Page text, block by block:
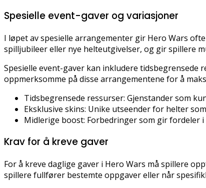
Spesielle event-gaver og variasjoner
I løpet av spesielle arrangementer gir Hero Wars
spilljubileer eller nye helteutgivelser, og gir spillere
Spesielle event-gaver kan inkludere
oppmerksomme på disse arrangementene for å
Tidsbegrensede ressurser: Gjenstander som
Eksklusive skins: Unike utseender for helter
Midlerige boost: Forbedringer som gir fordeler
Krav for å kreve gaver
For å kreve daglige gaver i Hero Wars må spillere
spillere fullfører bestemte oppgaver eller når